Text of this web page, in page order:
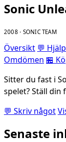
Sonic
2008 · SONIC TEAM
Översikt 💬
Omdömen 🏪
Sitter du fast i
spelet? Ställ
💬 Skriv något
Senaste